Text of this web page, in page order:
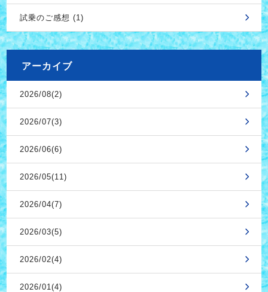
試乗のご感想 (1)
アーカイブ
2026/08(2)
2026/07(3)
2026/06(6)
2026/05(11)
2026/04(7)
2026/03(5)
2026/02(4)
2026/01(4)